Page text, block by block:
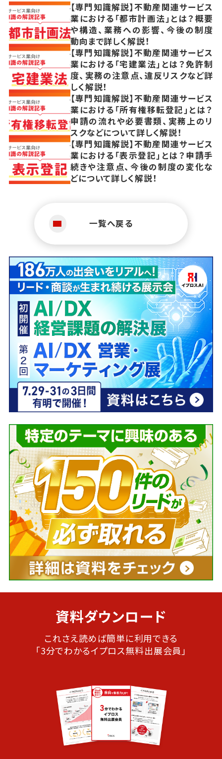
【専門知識解説】不動産関連サービス
業における「都市計画法」とは？概要
や構造、業務への影響、今後の制度
動向まで詳しく解説！
【専門知識解説】不動産関連サービス
業における「宅建業法」とは？免許制
度、実務の注意点、違反リスクなど詳
しく解説！
【専門知識解説】不動産関連サービス
業における「所有権移転登記」とは？
申請の流れや必要書類、実務上のリ
スクなどについて詳しく解説！
【専門知識解説】不動産関連サービス
業における「表示登記」とは？申請手
続きや注意点、今後の制度の変化な
どについて詳しく解説！
一覧へ戻る
資料ダウンロード
これさえ読めば簡単に利用できる
「3分でわかるイプロス無料出展会員」